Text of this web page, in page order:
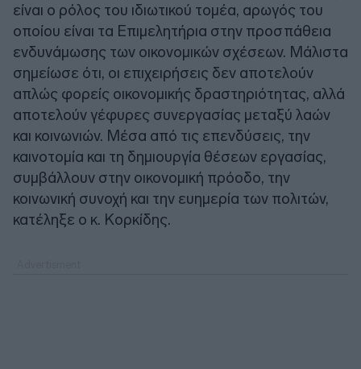
είναι ο ρόλος του ιδιωτικού τομέα, αρωγός του
οποίου είναι τα Επιμελητήρια στην προσπάθεια
ενδυνάμωσης των οικονομικών σχέσεων. Μάλιστα
σημείωσε ότι, οι επιχειρήσεις δεν αποτελούν
απλώς φορείς οικονομικής δραστηριότητας, αλλά
αποτελούν γέφυρες συνεργασίας μεταξύ λαών
και κοινωνιών. Μέσα από τις επενδύσεις, την
καινοτομία και τη δημιουργία θέσεων εργασίας,
συμβάλλουν στην οικονομική πρόοδο, την
κοινωνική συνοχή και την ευημερία των πολιτών,
κατέληξε ο κ. Κορκίδης.